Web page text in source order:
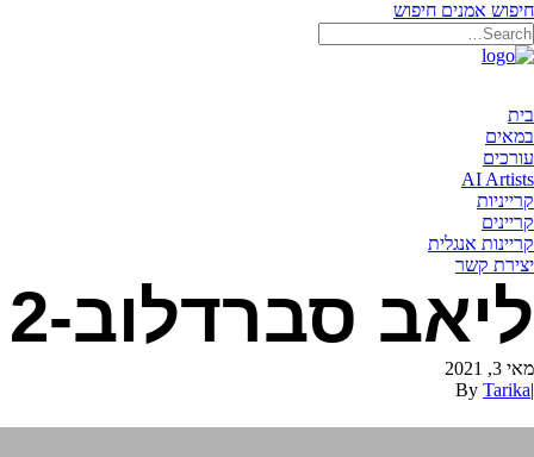
חיפוש אמנים חיפוש
בית
במאים
עורכים
AI Artists
קרייניות
קריינים
קריינות אנגלית
יצירת קשר
ליאב סברדלוב-2
מאי 3, 2021
|
By Tarika